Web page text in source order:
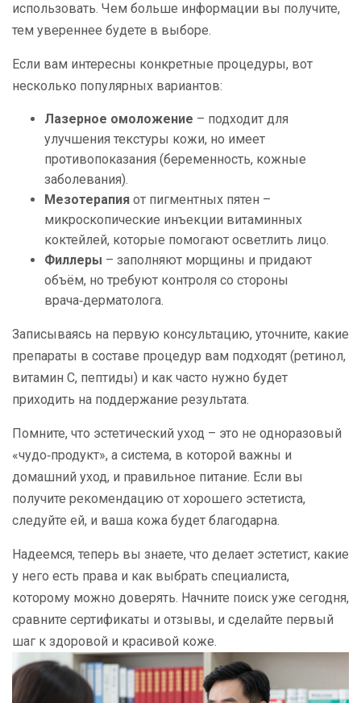
использовать. Чем больше информации вы получите,
тем увереннее будете в выборе.
Если вам интересны конкретные процедуры, вот
несколько популярных вариантов:
Лазерное омоложение – подходит для
улучшения текстуры кожи, но имеет
противопоказания (беременность, кожные
заболевания).
Мезотерапия от пигментных пятен –
микроскопические инъекции витаминных
коктейлей, которые помогают осветлить лицо.
Филлеры – заполняют морщины и придают
объём, но требуют контроля со стороны
врача‑дерматолога.
Записываясь на первую консультацию, уточните, какие
препараты в составе процедур вам подходят (ретинол,
витамин С, пептиды) и как часто нужно будет
приходить на поддержание результата.
Помните, что эстетический уход – это не одноразовый
«чудо‑продукт», а система, в которой важны и
домашний уход, и правильное питание. Если вы
получите рекомендацию от хорошего эстетиста,
следуйте ей, и ваша кожа будет благодарна.
Надеемся, теперь вы знаете, что делает эстетист, какие
у него есть права и как выбрать специалиста,
которому можно доверять. Начните поиск уже сегодня,
сравните сертификаты и отзывы, и сделайте первый
шаг к здоровой и красивой коже.